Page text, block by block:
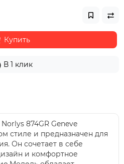
Купить
В 1 клик
874GR Geneve
стиле и предназначен для
Он сочетает в себе
и комфортное